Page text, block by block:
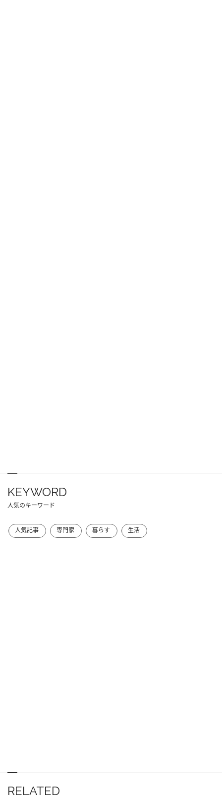
KEYWORD
人気のキーワード
人気記事 専門家 暮らす 生活
RELATED